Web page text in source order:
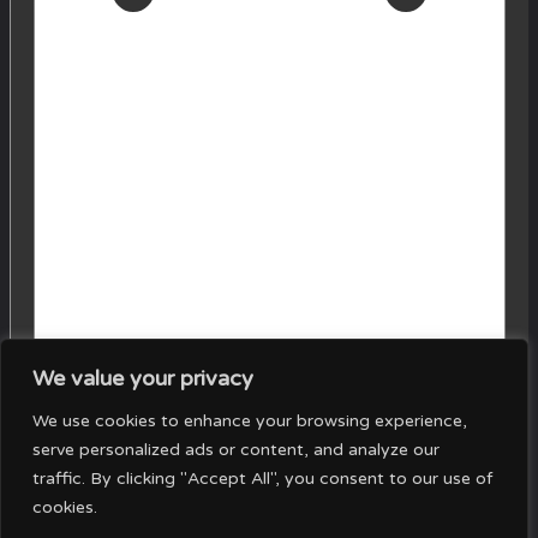
We value your privacy
We use cookies to enhance your browsing experience,
serve personalized ads or content, and analyze our
traffic. By clicking "Accept All", you consent to our use of
cookies.
Your Cart